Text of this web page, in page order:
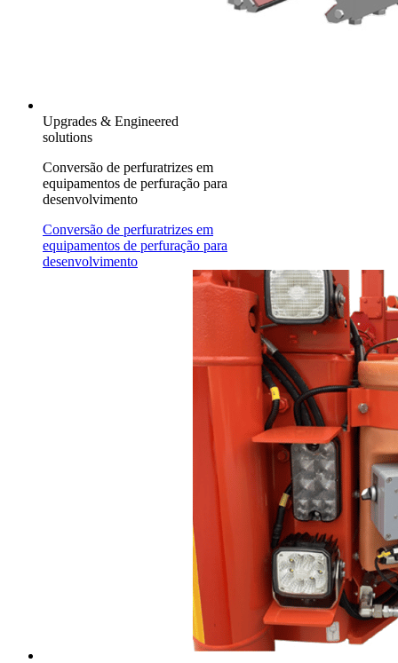
Upgrades & Engineered
solutions
Conversão de perfuratrizes em
equipamentos de perfuração para
desenvolvimento
Conversão de perfuratrizes em
equipamentos de perfuração para
desenvolvimento